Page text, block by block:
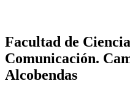
Facultad de
Comunicación.
Alcobendas